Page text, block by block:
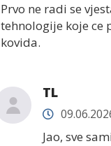
Prvo ne radi se
tehnologije koje ce
kovida.
TL
Jao, sve